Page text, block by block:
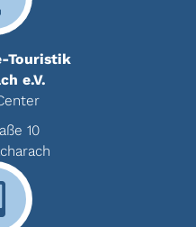
Touristik
e.V.
10